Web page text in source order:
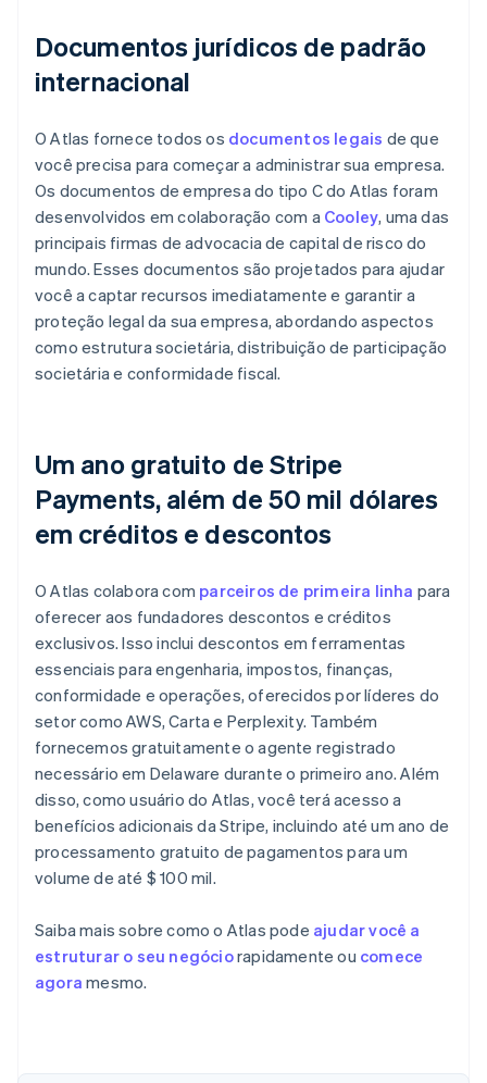
Documentos jurídicos de padrão
internacional
O Atlas fornece todos os documentos legais de que
você precisa para começar a administrar sua empresa.
Os documentos de empresa do tipo C do Atlas foram
desenvolvidos em colaboração com a Cooley, uma das
principais firmas de advocacia de capital de risco do
mundo. Esses documentos são projetados para ajudar
você a captar recursos imediatamente e garantir a
proteção legal da sua empresa, abordando aspectos
como estrutura societária, distribuição de participação
societária e conformidade fiscal.
Um ano gratuito de Stripe
Payments, além de 50 mil dólares
em créditos e descontos
O Atlas colabora com parceiros de primeira linha para
oferecer aos fundadores descontos e créditos
exclusivos. Isso inclui descontos em ferramentas
essenciais para engenharia, impostos, finanças,
conformidade e operações, oferecidos por líderes do
setor como AWS, Carta e Perplexity. Também
fornecemos gratuitamente o agente registrado
necessário em Delaware durante o primeiro ano. Além
disso, como usuário do Atlas, você terá acesso a
benefícios adicionais da Stripe, incluindo até um ano de
processamento gratuito de pagamentos para um
volume de até $ 100 mil.
Saiba mais sobre como o Atlas pode ajudar você a
estruturar o seu negóciorapidamente ou comece
agora mesmo.
English